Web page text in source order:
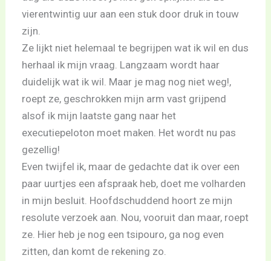
vierentwintig uur aan een stuk door druk in touw
zijn.
Ze lijkt niet helemaal te begrijpen wat ik wil en dus
herhaal ik mijn vraag. Langzaam wordt haar
duidelijk wat ik wil. Maar je mag nog niet weg!,
roept ze, geschrokken mijn arm vast grijpend
alsof ik mijn laatste gang naar het
executiepeloton moet maken. Het wordt nu pas
gezellig!
Even twijfel ik, maar de gedachte dat ik over een
paar uurtjes een afspraak heb, doet me volharden
in mijn besluit. Hoofdschuddend hoort ze mijn
resolute verzoek aan. Nou, vooruit dan maar, roept
ze. Hier heb je nog een tsipouro, ga nog even
zitten, dan komt de rekening zo.